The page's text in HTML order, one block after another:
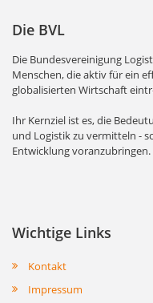
Die BVL
Die Bundesvereinigung
Menschen, die aktiv für ein
globalisierten Wirtschaft
Ihr Kernziel ist es, die
und Logistik zu vermitteln -
Entwicklung voranzubringen.
Wichtige Links
Kontakt
Impressum